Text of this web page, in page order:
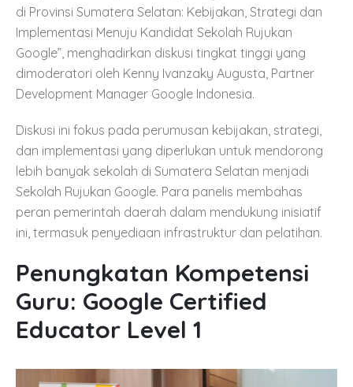
di Provinsi Sumatera Selatan: Kebijakan, Strategi dan
Implementasi Menuju Kandidat Sekolah Rujukan
Google”, menghadirkan diskusi tingkat tinggi yang
dimoderatori oleh Kenny Ivanzaky Augusta, Partner
Development Manager Google Indonesia.
Diskusi ini fokus pada perumusan kebijakan, strategi,
dan implementasi yang diperlukan untuk mendorong
lebih banyak sekolah di Sumatera Selatan menjadi
Sekolah Rujukan Google. Para panelis membahas
peran pemerintah daerah dalam mendukung inisiatif
ini, termasuk penyediaan infrastruktur dan pelatihan.
Penungkatan Kompetensi
Guru: Google Certified
Educator Level 1